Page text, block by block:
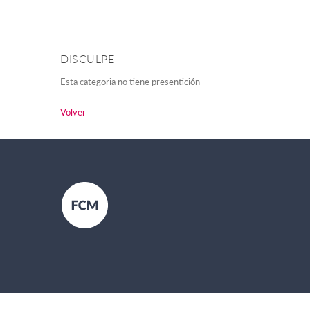
DISCULPE
Esta categoria no tiene presentición
Volver